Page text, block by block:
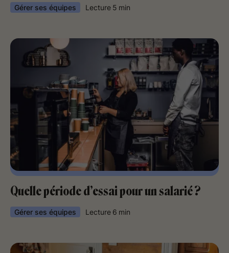
Gérer ses équipes Lecture 5 min
Quelle période d’essai pour un salarié ?
Gérer ses équipes Lecture 6 min